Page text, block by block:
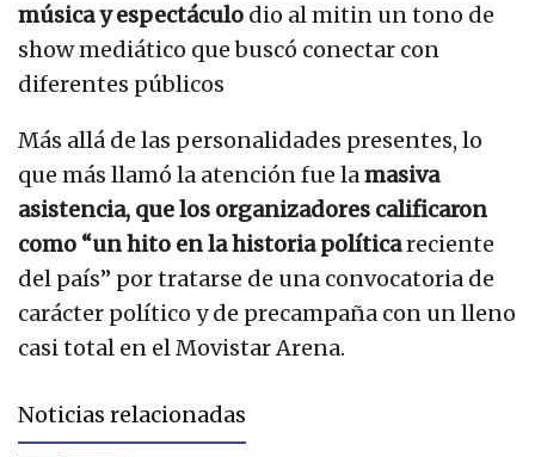
música y espectáculo dio al mitin un tono de
show mediático que buscó conectar con
diferentes públicos
Más allá de las personalidades presentes, lo
que más llamó la atención fue lamasiva
asistencia, que los organizadores calificaron
como “un hito en la historia políticareciente
del país” por tratarse de una convocatoria de
carácter político y de precampaña con un lleno
casi total en el Movistar Arena.
Noticias relacionadas